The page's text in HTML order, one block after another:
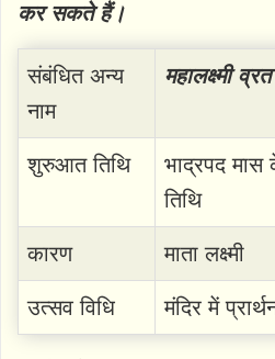
कर सकते हैं।
संबंधित अन्य
नाम
महालक्ष्मी व्रत
शुरुआत तिथि
भाद्रपद मास
तिथि
कारण माता लक्ष्मी
उत्सव विधि मंदिर में